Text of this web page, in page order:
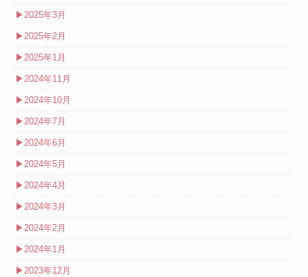
▶2025年3月
▶2025年2月
▶2025年1月
▶2024年11月
▶2024年10月
▶2024年7月
▶2024年6月
▶2024年5月
▶2024年4月
▶2024年3月
▶2024年2月
▶2024年1月
▶2023年12月